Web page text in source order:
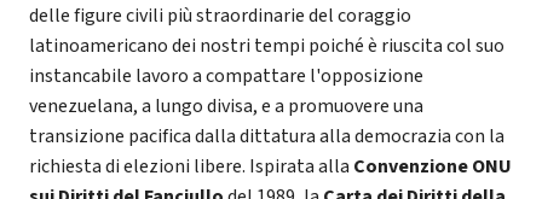
delle figure civili più straordinarie del coraggio
latinoamericano dei nostri tempi poiché è riuscita col suo
instancabile lavoro a compattare l'opposizione
venezuelana, a lungo divisa, e a promuovere una
transizione pacifica dalla dittatura alla democrazia con la
richiesta di elezioni libere. Ispirata alla Convenzione ONU